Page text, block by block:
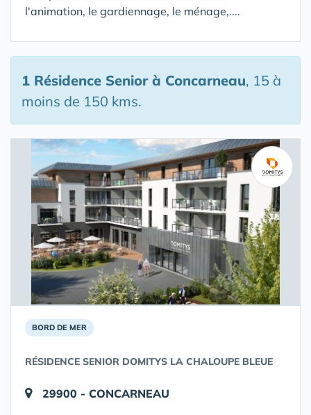
l'animation, le gardiennage, le ménage,....
1 Résidence Seniorà Concarneau, 15 à
moins de 150 kms.
BORD DE MER
RÉSIDENCE SENIOR DOMITYS LA CHALOUPE BLEUE
29900 - CONCARNEAU